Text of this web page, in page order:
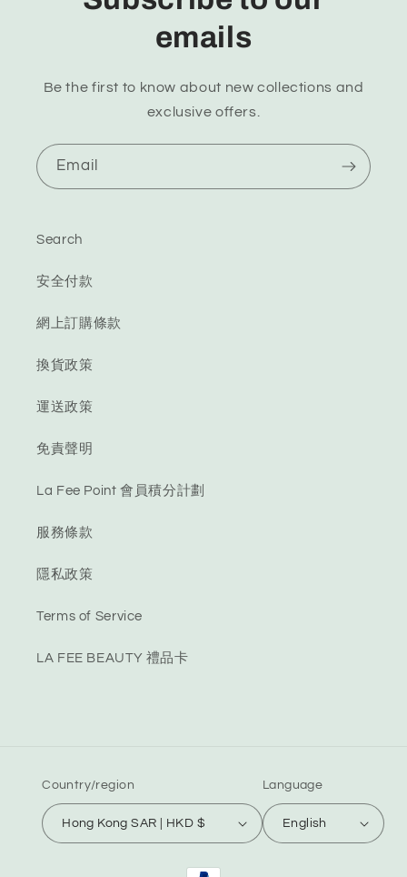
emails
Be the first to know about new collections and
exclusive offers.
Email
Search
安全付款
網上訂購條款
換貨政策
運送政策
免責聲明
La Fee Point 會員積分計劃
服務條款
隱私政策
Terms of Service
LA FEE BEAUTY 禮品卡
Country/region
Hong Kong SAR | HKD $
Language
English
Payment